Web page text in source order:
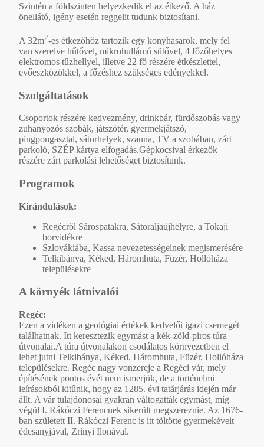
Szintén a földszinten helyezkedik el az étkező. A ház
önellátó, igény esetén reggelit tudunk biztosítani.
A 32m2-es étkezőhöz tartozik egy konyhasarok, mely fel
van szerelve hűtővel, mikrohullámú sütővel, 4 főzőhelyes
elektromos tűzhellyel, illetve 22 fő részére étkészlettel,
evőeszközökkel, a főzéshez szükséges edényekkel.
Szolgáltatások
Csoportok részére kedvezmény, drinkbár, fürdőszobás vagy
zuhanyozós szobák, játszótér, gyermekjátszó,
pingpongasztal, sátorhelyek, szauna, TV a szobában, zárt
parkoló, SZÉP kártya elfogadás.Gépkocsival érkezők
részére zárt parkolási lehetőséget biztosítunk.
Programok
Kirándulások:
Regécről Sárospatakra, Sátoraljaújhelyre, a Tokaji
borvidékre
Szlovákiába, Kassa nevezetességeinek megismerésére
Telkibánya, Kéked, Háromhuta, Füzér, Hollóháza
településekre
A környék látnivalói
Regéc:
Ezen a vidéken a geológiai értékek kedvelői igazi csemegét
találhatnak. Itt keresztezik egymást a kék-zöld-piros túra
útvonalai.A túra útvonalakon csodálatos környezetben el
lehet jutni Telkibánya, Kéked, Háromhuta, Füzér, Hollóháza
településekre. Regéc nagy vonzereje a Regéci vár, mely
építésének pontos évét nem ismerjük, de a történelmi
leírásokból kitűnik, hogy az 1285. évi tatárjárás idején már
állt. A vár tulajdonosai gyakran váltogatták egymást, míg
végül I. Rákóczi Ferencnek sikerült megszereznie. Az 1676-
ban született II. Rákóczi Ferenc is itt töltötte gyermekéveit
édesanyjával, Zrínyi Ilonával.